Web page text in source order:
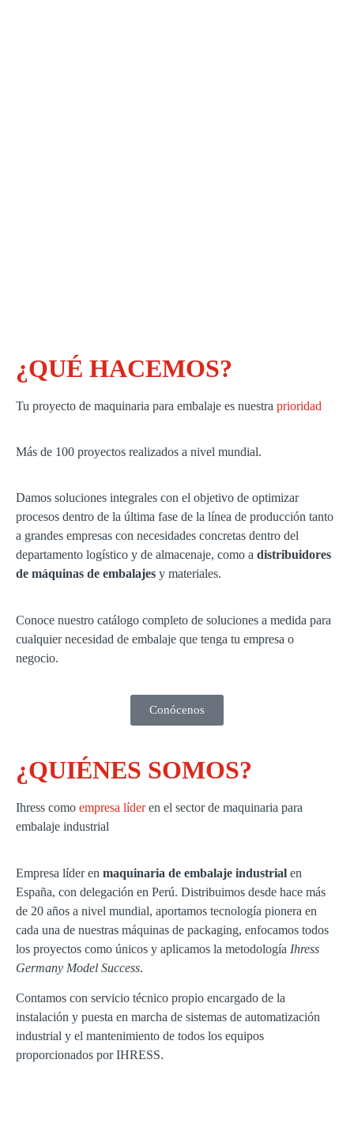
¿QUÉ HACEMOS?
Tu proyecto de maquinaria para embalaje es nuestra prioridad
Más de 100 proyectos realizados a nivel mundial.
Damos soluciones integrales con el objetivo de optimizar
procesos dentro de la última fase de la línea de producción tanto
a grandes empresas con necesidades concretas dentro del
departamento logístico y de almacenaje, como a distribuidores
de máquinas de embalajes y materiales.
Conoce nuestro catálogo completo de soluciones a medida para
cualquier necesidad de embalaje que tenga tu empresa o
negocio.
Conócenos
¿QUIÉNES SOMOS?
Ihress como empresa líderen el sector de maquinaria para
embalaje industrial
Empresa líder en maquinaria de embalaje industrial en
España, con delegación en Perú. Distribuimos desde hace más
de 20 años a nivel mundial, aportamos tecnología pionera en
cada una de nuestras máquinas de packaging, enfocamos todos
los proyectos como únicos y aplicamos la metodología Ihress
Germany Model Success.
Contamos con servicio técnico propio encargado de la
instalación y puesta en marcha de sistemas de automatización
industrial y el mantenimiento de todos los equipos
proporcionados por IHRESS.